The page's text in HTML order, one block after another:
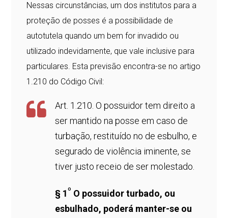
Nessas circunstâncias, um dos institutos para a
proteção de posses é a possibilidade de
autotutela quando um bem for invadido ou
utilizado indevidamente, que vale inclusive para
particulares. Esta previsão encontra-se no artigo
1.210 do Código Civil:
Art. 1.210. O possuidor tem direito a
ser mantido na posse em caso de
turbação, restituído no de esbulho, e
segurado de violência iminente, se
tiver justo receio de ser molestado.
§ 1º O possuidor turbado, ou
esbulhado, poderá manter-se ou